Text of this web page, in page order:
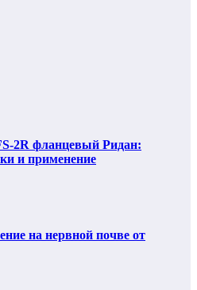
2R фланцевый Ридан:
и применение
на нервной почве от